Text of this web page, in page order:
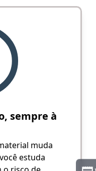
sempre à
muda
estuda